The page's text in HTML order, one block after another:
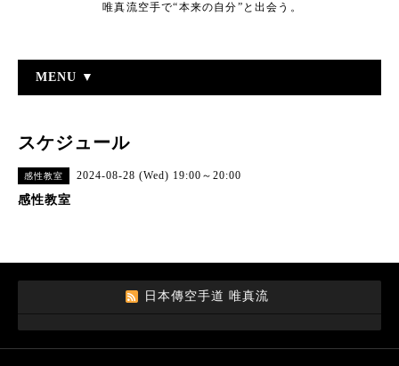
唯真流空手で“本来の自分”と出会う。
MENU ▼
スケジュール
感性教室 2024-08-28 (Wed) 19:00～20:00
感性教室
日本傳空手道 唯真流